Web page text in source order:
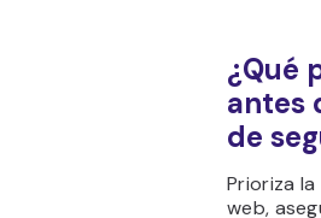
¿Qué
antes
de
Prioriza
web,